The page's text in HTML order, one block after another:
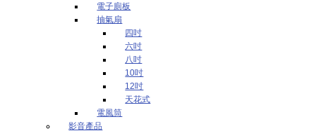
電子廁板
抽氣扇
四吋
六吋
八吋
10吋
12吋
天花式
電風筒
影音產品